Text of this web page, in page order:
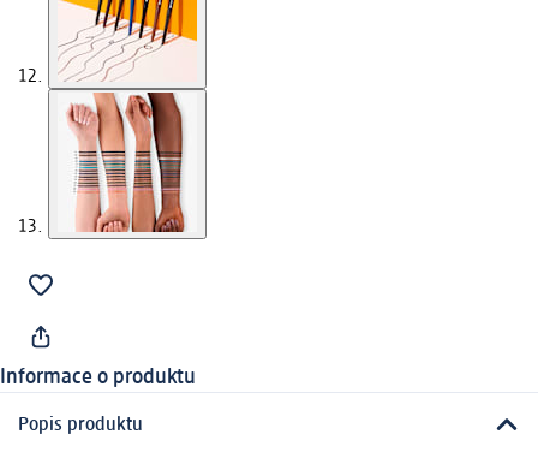
Informace o produktu
Popis produktu